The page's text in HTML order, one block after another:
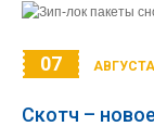
07 АВГУСТА
Скотч –